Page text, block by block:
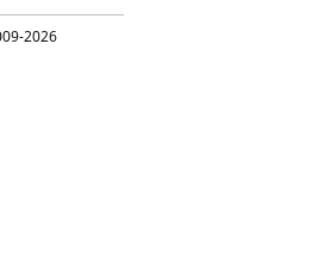
2026